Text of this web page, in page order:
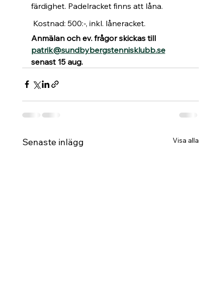
färdighet. Padelracket finns att låna.
Kostnad: 500:-, inkl. låneracket.
Anmälan och ev. frågor skickas till
patrik@sundbybergstennisklubb.se
senast 15 aug.
Senaste inlägg Visa alla